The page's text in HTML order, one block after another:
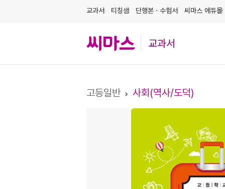
교과서 티칭샘 단행본ㆍ수험서 씨마스 에듀몰
교과서
고등일반 사회(역사/도덕)